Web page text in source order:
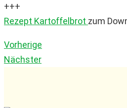
+++
Rezept Kartoffelbrot zum
Vorherige
Nächster